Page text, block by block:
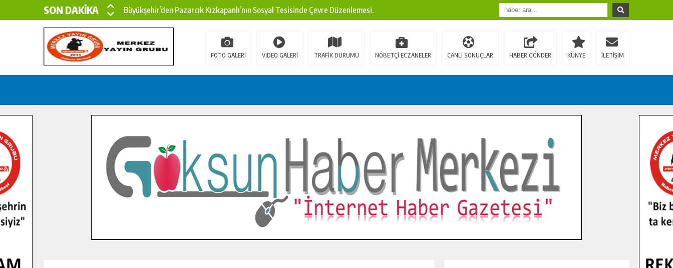
SON DAKİKA
Büyükşehir’den Pazarcık Kızkapanlı’nın Sosyal Tesisinde Çevre Düzenlemesi.
Büyükşehir’den Pazarcık Kırsalına Modern Ulaşım Yatırımı.
Çin’den KSÜ’ye Uluslararası Başarı: Edinilen Bilgi Türk Tarımına Katkı Sağlayacak.
İlçe Jandarma Komutanı Karakaya’dan Başkan Cüce’ye Veda Ziyareti.
Bertiz’in Yeni Köprüsünde Sona Doğru.
FOTO GALERİ VIDEO GALERİ TRAFİK DURUMU NÖBETÇİ ECZANELER CANLI SONUÇLAR HABER GÖNDER KÜNYE İLETİŞİM